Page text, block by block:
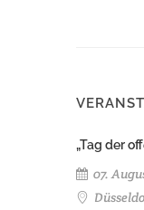
„Tag der
07.